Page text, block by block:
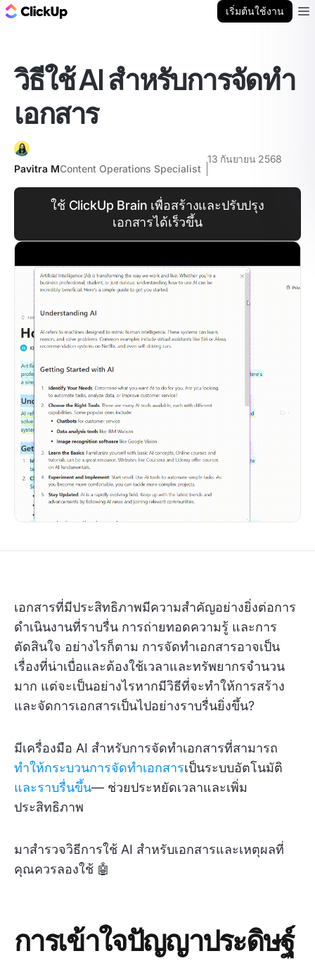
เริ่มต้นใช้งาน
วิธีใช้ AI สำหรับการจัดทำ
เอกสาร
Pavitra MContent Operations Specialist
13 กันยายน 2568
ใช้ ClickUp Brain เพื่อสร้างและปรับปรุง
เอกสารได้เร็วขึ้น
เอกสารที่มีประสิทธิภาพมีความสำคัญอย่างยิ่งต่อการ
ดำเนินงานที่ราบรื่น การถ่ายทอดความรู้ และการ
ตัดสินใจ อย่างไรก็ตาม การจัดทำเอกสารอาจเป็น
เรื่องที่น่าเบื่อและต้องใช้เวลาและทรัพยากรจำนวน
มาก แต่จะเป็นอย่างไรหากมีวิธีที่จะทำให้การสร้าง
และจัดการเอกสารเป็นไปอย่างราบรื่นยิ่งขึ้น?
มีเครื่องมือ AI สำหรับการจัดทำเอกสารที่สามารถ
ทำให้กระบวนการจัดทำเอกสารเป็นระบบอัตโนมัติ
และราบรื่นขึ้น— ช่วยประหยัดเวลาและเพิ่ม
ประสิทธิภาพ
มาสำรวจวิธีการใช้ AI สำหรับเอกสารและเหตุผลที่
คุณควรลองใช้ 🤖
การเข้าใจปัญญาประดิษฐ์